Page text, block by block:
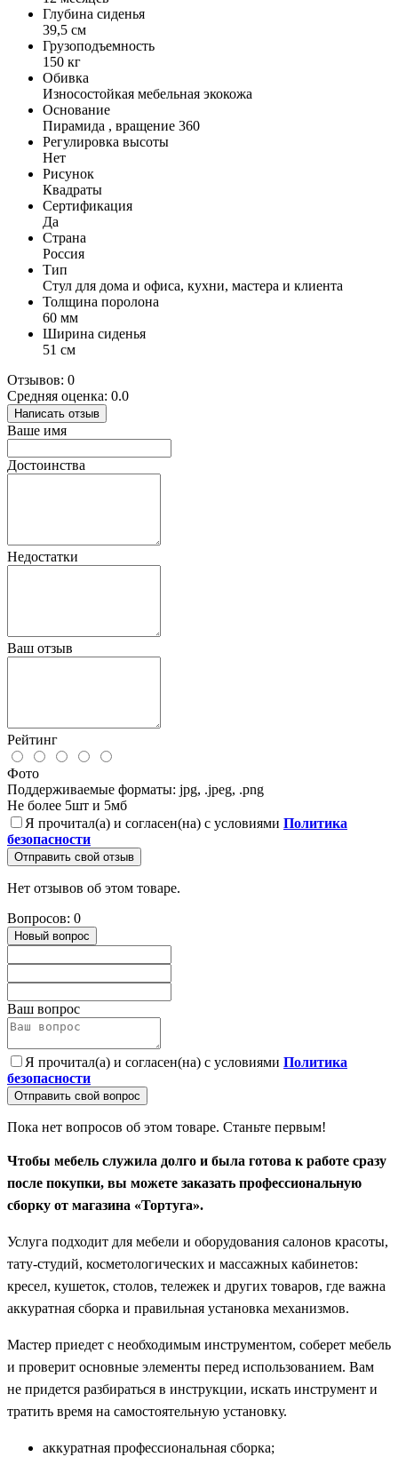
Глубина сиденья
39,5 см
Грузоподъемность
150 кг
Обивка
Износостойкая мебельная экокожа
Основание
Пирамида , вращение 360
Регулировка высоты
Нет
Рисунок
Квадраты
Сертификация
Да
Страна
Россия
Тип
Стул для дома и офиса, кухни, мастера и клиента
Толщина поролона
60 мм
Ширина сиденья
51 см
Отзывов: 0
Средняя оценка: 0.0
Написать отзыв
Ваше имя
Достоинства
Недостатки
Ваш отзыв
Рейтинг
Фото
Поддерживаемые форматы: jpg, .jpeg, .png
Не более 5шт и 5мб
Я прочитал(а) и согласен(на) с условиями Политика
безопасности
Отправить свой отзыв
Нет отзывов об этом товаре.
Вопросов: 0
Новый вопрос
Ваш вопрос
Я прочитал(а) и согласен(на) с условиями Политика
безопасности
Отправить свой вопрос
Пока нет вопросов об этом товаре. Станьте первым!
Чтобы мебель служила долго и была готова к работе сразу
после покупки, вы можете заказать профессиональную
сборку от магазина «Тортуга».
Услуга подходит для мебели и оборудования салонов красоты,
тату-студий, косметологических и массажных кабинетов:
кресел, кушеток, столов, тележек и других товаров, где важна
аккуратная сборка и правильная установка механизмов.
Мастер приедет с необходимым инструментом, соберет мебель
и проверит основные элементы перед использованием. Вам
не придется разбираться в инструкции, искать инструмент и
тратить время на самостоятельную установку.
аккуратная профессиональная сборка;